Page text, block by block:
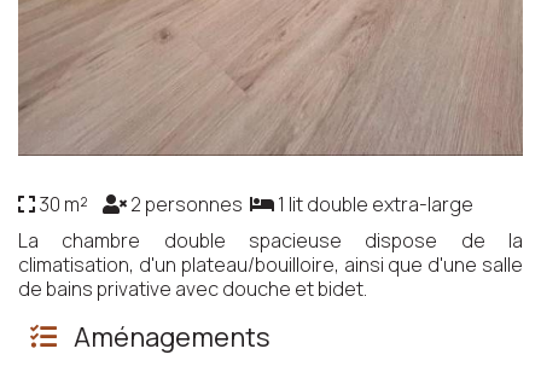
30 m² 2 personnes
1 lit double extra-large
La chambre double spacieuse dispose de la
climatisation, d'un plateau/bouilloire, ainsi que d'une salle
de bains privative avec douche et bidet.
Aménagements